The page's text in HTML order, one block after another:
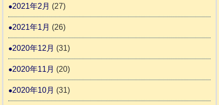
2021年2月 (27)
2021年1月 (26)
2020年12月 (31)
2020年11月 (20)
2020年10月 (31)